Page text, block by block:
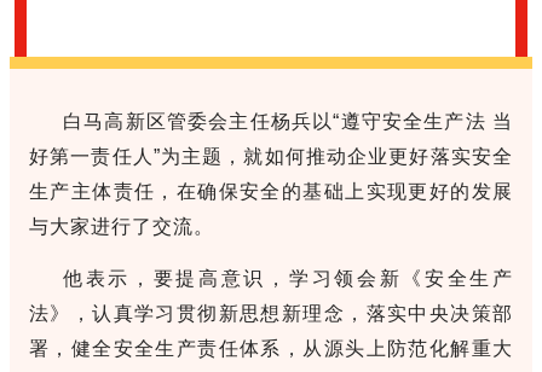
白马高新区管委会主任杨兵以“遵守安全生产法 当
好第一责任人”为主题，就如何推动企业更好落实安全
生产主体责任，在确保安全的基础上实现更好的发展
与大家进行了交流。
他表示，要提高意识，学习领会新《安全生产
法》，认真学习贯彻新思想新理念，落实中央决策部
署，健全安全生产责任体系，从源头上防范化解重大